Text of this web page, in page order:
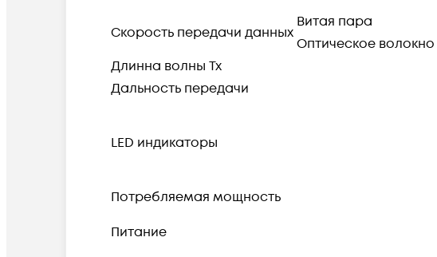
Скорость передачи данных
Витая пара
Оптическое волокно
Длинна волны Tx
Дальность передачи
LED индикаторы
Потребляемая мощность
Питание